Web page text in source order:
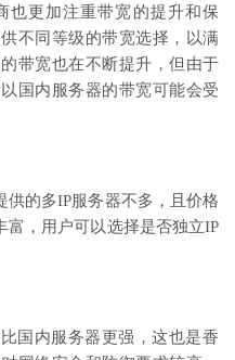
也更加注重带宽的提升和保
不同等级的带宽选择，以满
带宽也在不断提升，但由于
国内服务器的带宽可能会受
供的多IP服务器不多，且价格
富，用户可以选择是否独立IP
国内服务器更强，这也是香